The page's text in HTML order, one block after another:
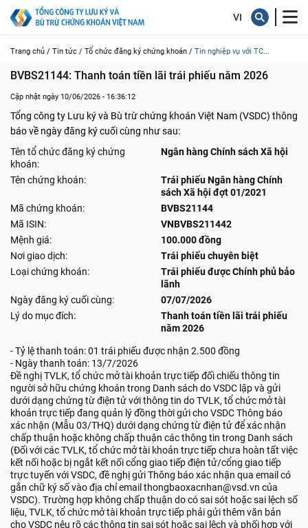
Trang chủ / Tin tức / Tổ chức đăng ký chứng khoán / Tin nghiệp vụ với TC...
BVBS21144: Thanh toán tiền lãi trái phiếu năm 2026
Cập nhật ngày 10/06/2026 - 16:36:12
Tổng công ty Lưu ký và Bù trừ chứng khoán Việt Nam (VSDC) thông
báo về ngày đăng ký cuối cùng như sau:
Tên tổ chức đăng ký chứng
khoán:
Ngân hàng Chính sách Xã hội
Tên chứng khoán:
Trái phiếu Ngân hàng Chính
sách Xã hội đợt 01/2021
Mã chứng khoán:
BVBS21144
Mã ISIN:
VNBVBS211442
Mệnh giá:
100.000 đồng
Nơi giao dịch:
Trái phiếu chuyên biệt
Loại chứng khoán:
Trái phiếu được Chính phủ bảo
lãnh
Ngày đăng ký cuối cùng:
07/07/2026
Lý do mục đích:
Thanh toán tiền lãi trái phiếu
năm 2026
- Tỷ lệ thanh toán: 01 trái phiếu được nhận 2.500 đồng
- Ngày thanh toán: 13/7/2026
Đề nghị TVLK, tổ chức mở tài khoản trực tiếp đối chiếu thông tin
người sở hữu chứng khoán trong Danh sách do VSDC lập và gửi
dưới dạng chứng từ điện tử với thông tin do TVLK, tổ chức mở tài
khoản trực tiếp đang quản lý đồng thời gửi cho VSDC Thông báo
xác nhận (Mẫu 03/THQ) dưới dạng chứng từ điện tử để xác nhận
chấp thuận hoặc không chấp thuận các thông tin trong Danh sách
(Đối với các TVLK, tổ chức mở tài khoản trực tiếp chưa hoàn tất việc
kết nối hoặc bị ngắt kết nối cổng giao tiếp điện tử/cổng giao tiếp
trực tuyến với VSDC, đề nghị gửi Thông báo xác nhận qua email có
gắn chữ ký số vào địa chỉ email thongbaoxacnhan@vsd.vn của
VSDC). Trường hợp không chấp thuận do có sai sót hoặc sai lệch số
liệu, TVLK, tổ chức mở tài khoản trực tiếp phải gửi thêm văn bản
cho VSDC nêu rõ các thông tin sai sót hoặc sai lệch và phối hợp với